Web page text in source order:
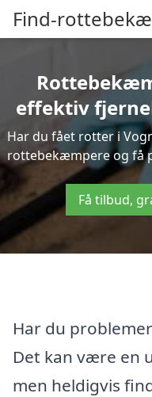
Find-
effektiv
Har du fået rotter i
rottebekæmpere og få
Få tilbud,
Har du
Det kan være en
men heldigvis